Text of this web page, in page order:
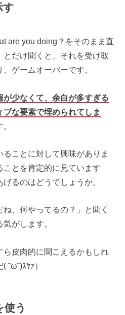
す
are you doing？をそのまま直
だけ聞くと、それを受け取
ゲームオーバーです。
が少なくて、余白が多すぎる
な要素で埋められてしま
ことに対して興味がありま
とを肯定的に見ています
るのはどうでしょうか。
、何やってるの？」と聞く
がします。
ら皮肉的に聞こえるかもしれ
ｽﾔｧ）
使う